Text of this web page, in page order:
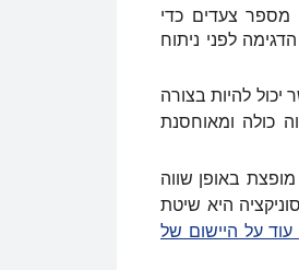
מספר צעדים כדי
לפני ניתוח
להיות בצורה
כולה ומאוחסנת
באופן שווה
היא שיטת
על היישום של